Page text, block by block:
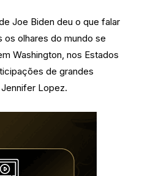
Joe Biden deu o que falar
olhares do mundo se
Washington, nos Estados
de grandes
Lopez.